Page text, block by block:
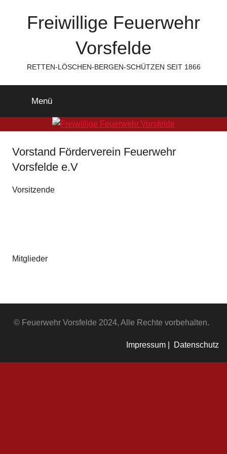
Freiwillige Feuerwehr
Vorsfelde
RETTEN-LÖSCHEN-BERGEN-SCHÜTZEN SEIT 1866
Menü
Vorstand Förderverein Feuerwehr
Vorsfelde e.V
Vorsitzende
Mitglieder
© Feuerwehr Vorsfelde 2024, Alle Rechte vorbehalten.
Datenschutz
Impressum |